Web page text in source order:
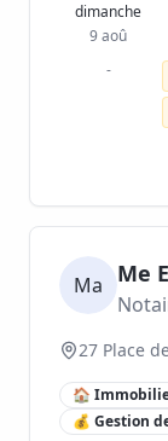
dimanche
9 aoû
-
Ma Me
27 Place
🏠
💰 Gestion